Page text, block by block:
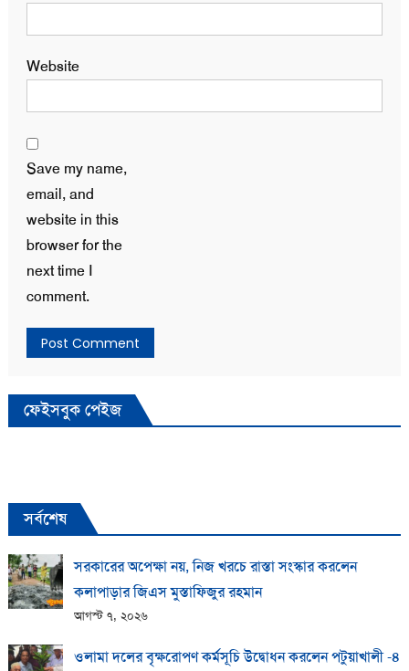
Website
Save my name,
email, and
website in this
browser for the
next time I
comment.
ফেইসবুক পেইজ
সর্বশেষ
সরকারের অপেক্ষা নয়, নিজ খরচে রাস্তা সংস্কার করলেন
কলাপাড়ার জিএস মুস্তাফিজুর রহমান
আগস্ট ৭, ২০২৬
ওলামা দলের বৃক্ষরোপণ কর্মসূচি উদ্বোধন করলেন পটুয়াখালী -৪